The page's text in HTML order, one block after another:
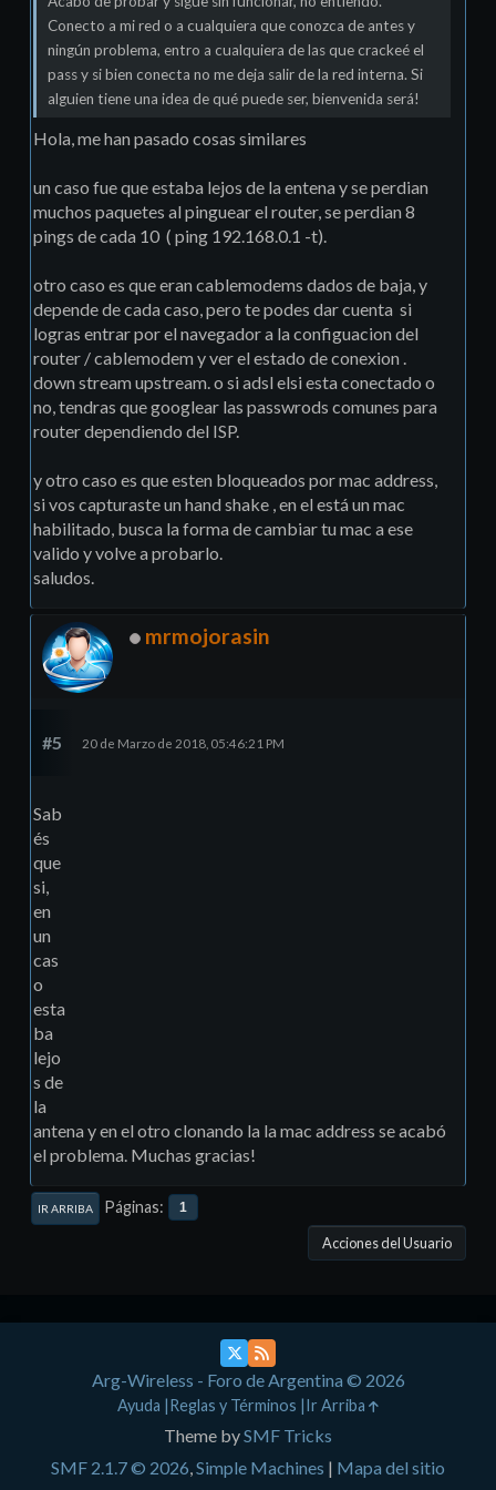
Conecto a mi red o a cualquiera que conozca de antes y
ningún problema, entro a cualquiera de las que crackeé el
pass y si bien conecta no me deja salir de la red interna. Si
alguien tiene una idea de qué puede ser, bienvenida será!
Hola, me han pasado cosas similares
un caso fue que estaba lejos de la entena y se perdian
muchos paquetes al pinguear el router, se perdian 8
pings de cada 10 ( ping 192.168.0.1 -t).
otro caso es que eran cablemodems dados de baja, y
depende de cada caso, pero te podes dar cuenta si
logras entrar por el navegador a la configuacion del
router / cablemodem y ver el estado de conexion .
down stream upstream. o si adsl elsi esta conectado o
no, tendras que googlear las passwrods comunes para
router dependiendo del ISP.
y otro caso es que esten bloqueados por mac address,
si vos capturaste un hand shake , en el está un mac
habilitado, busca la forma de cambiar tu mac a ese
valido y volve a probarlo.
saludos.
mrmojorasin
#5 20 de Marzo de 2018, 05:46:21 PM
Sab
és
que
si,
en
un
cas
o
esta
ba
lejo
s de
la
antena y en el otro clonando la la mac address se acabó
el problema. Muchas gracias!
IR ARRIBA Páginas 1
Acciones del Usuario
Theme bySMF Tricks
SMF 2.1.7 © 2026,Simple Machines | Mapa del sitio
Arg-Wireless - Foro de Argentina © 2026
Ayuda Reglas y Términos Ir Arriba